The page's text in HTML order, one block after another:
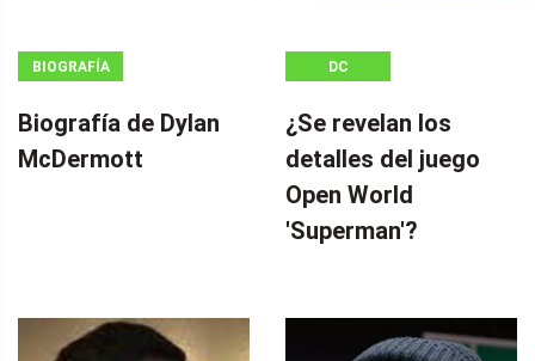
BIOGRAFÍA
Biografía de Dylan
McDermott
DC
¿Se revelan los
detalles del juego
Open World
'Superman'?